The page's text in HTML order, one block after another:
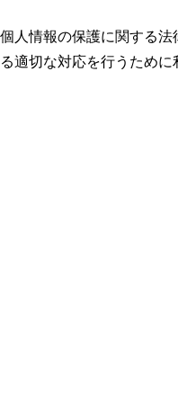
人情報の保護に関する
適切な対応を行うために